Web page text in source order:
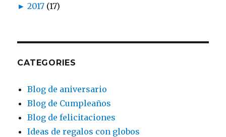
► 2017 (17)
CATEGORIES
Blog de aniversario
Blog de Cumpleaños
Blog de felicitaciones
Ideas de regalos con globos